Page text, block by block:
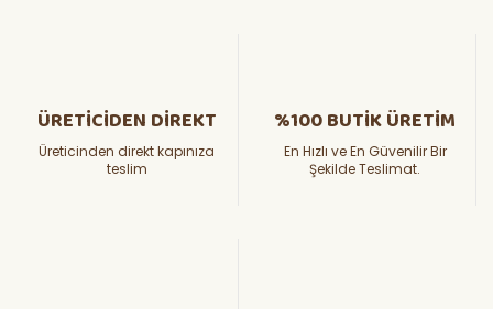
ÜRETİCİDEN DİREKT
Üreticinden direkt kapınıza
teslim
%100 BUTİK ÜRETİM
En Hızlı ve En Güvenilir Bir
Şekilde Teslimat.